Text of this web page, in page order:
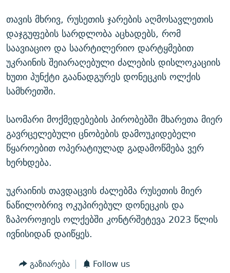
თავის მხრივ, რუსეთის ჯარების აღმოსავლეთის
დაჯგუფების სარდლობა აცხადებს, რომ
საავიაციო და საარტილერიო დარტყმებით
უკრაინის შეიარაღებული ძალების დისლოკაციის
ხუთი პუნქტი გაანადგურეს დონეცკის ოლქის
სამხრეთში.
საომარი მოქმედებების პირობებში მხარეთა მიერ
გავრცელებული ცნობების დამოუკიდებელი
წყაროებით ოპერატიულად გადამოწმება ვერ
ხერხდება.
უკრაინის თავდაცვის ძალებმა რუსეთის მიერ
ნაწილობრივ ოკუპირებულ დონეცკის და
ზაპოროჟიეს ოლქებში კონტრშეტევა 2023 წლის
ივნისიდან დაიწყეს.
გაზიარება Follow us